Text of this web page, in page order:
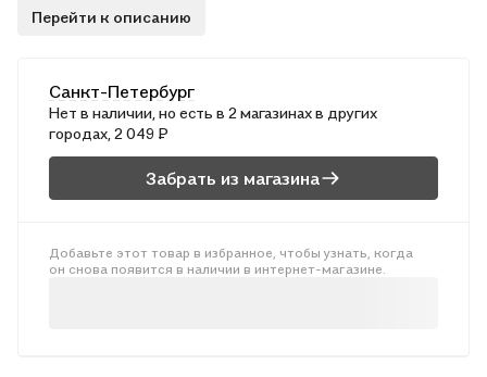
сборников разных лет. В послесловии «Труды и дни сэра
прошлого века. Проиллюстрировал книгу известный
петербургский художник, лауреат множества премий Антон
Ломаев, ему же принадлежат рисунки на обложке.
Перейти к описанию
Санкт-Петербург
Нет в наличии, но есть в 2 магазинах в других
городах, 2 049 ₽
Забрать из магазина
Добавьте этот товар в избранное, чтобы узнать, когда
он снова появится в наличии в интернет-магазине.